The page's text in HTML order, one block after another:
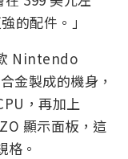
的配件。」
Nintendo
金製成的機身，
，再加上
顯示面板，這
。